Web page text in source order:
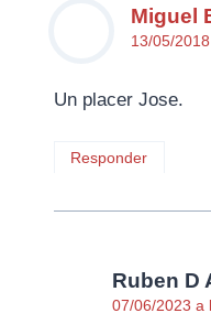
Miguel
13/05/
Un placer Jose.
Responder
Ruben D
07/06/2023 a